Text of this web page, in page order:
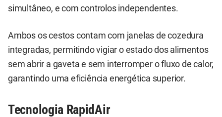
simultâneo, e com controlos independentes.
Ambos os cestos contam com janelas de cozedura
integradas, permitindo vigiar o estado dos alimentos
sem abrir a gaveta e sem interromper o fluxo de calor,
garantindo uma eficiência energética superior.
Tecnologia RapidAir